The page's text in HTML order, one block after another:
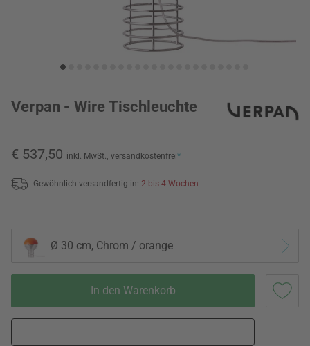
Verpan - Wire Tischleuchte
€ 537,50 inkl. MwSt., versandkostenfrei*
Gewöhnlich versandfertig in: 2 bis 4 Wochen
Ø 30 cm, Chrom / orange
In den Warenkorb